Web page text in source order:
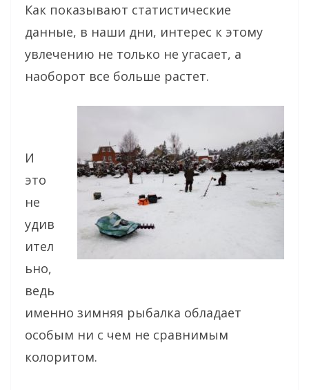
Как показывают статистические
данные, в наши дни, интерес к этому
увлечению не только не угасает, а
наоборот все больше растет.
И
это
не
удив
ител
ьно,
ведь
именно зимняя рыбалка обладает
особым ни с чем не сравнимым
колоритом.